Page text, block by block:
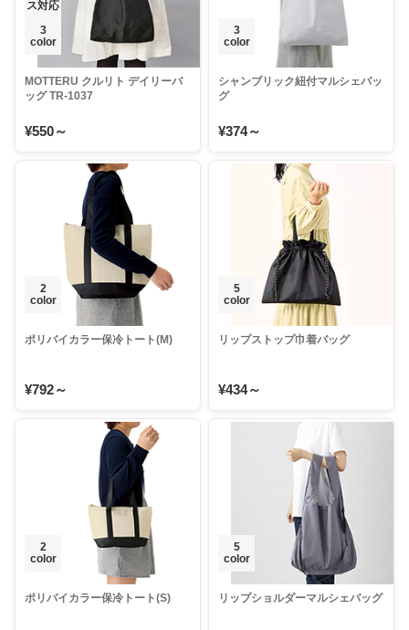
ス対応
3
color
MOTTERU クルリト デイリーバ
ッグ TR-1037
¥550～
3
color
シャンブリック紐付マルシェバッ
グ
¥374～
2
color
ポリバイカラー保冷トート(M)
¥792～
5
color
リップストップ巾着バッグ
¥434～
2
color
ポリバイカラー保冷トート(S)
5
color
リップショルダーマルシェバッグ